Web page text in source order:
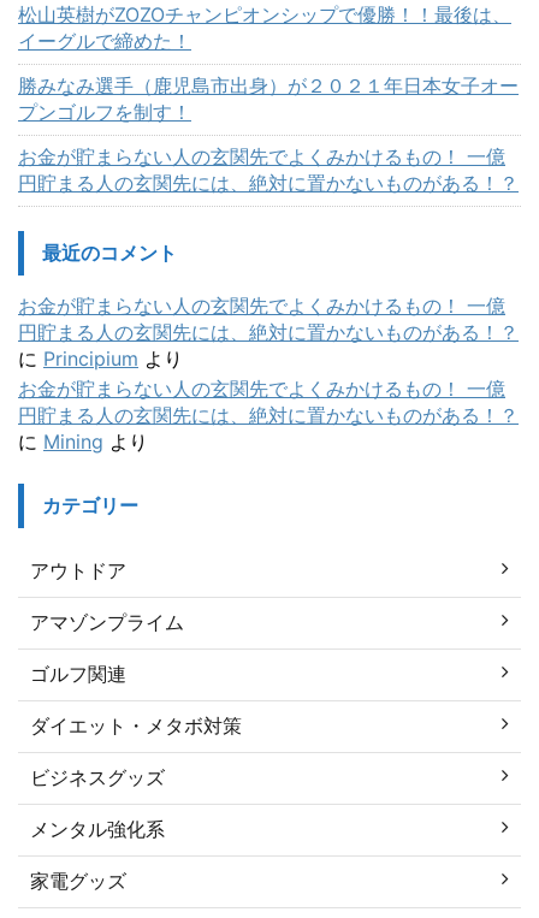
松山英樹がZOZOチャンピオンシップで優勝！！最後は、
イーグルで締めた！
勝みなみ選手（鹿児島市出身）が２０２１年日本女子オー
プンゴルフを制す！
お金が貯まらない人の玄関先でよくみかけるもの！ 一億
円貯まる人の玄関先には、絶対に置かないものがある！？
最近のコメント
お金が貯まらない人の玄関先でよくみかけるもの！ 一億
円貯まる人の玄関先には、絶対に置かないものがある！？
に Principium より
お金が貯まらない人の玄関先でよくみかけるもの！ 一億
円貯まる人の玄関先には、絶対に置かないものがある！？
に Mining より
カテゴリー
アウトドア
アマゾンプライム
ゴルフ関連
ダイエット・メタボ対策
ビジネスグッズ
メンタル強化系
家電グッズ